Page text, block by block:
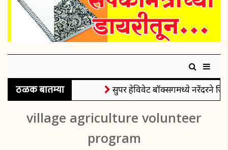
ठळक बातम्या सुपर हेविवेट बॉक्सिंगमध्ये नरेंदरने
village agriculture volunteer
program